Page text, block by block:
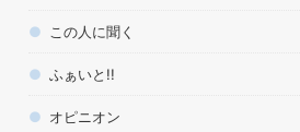
この人に聞く
ふぁいと!!
オピニオン